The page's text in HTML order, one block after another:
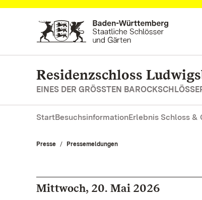
Zum Hauptinhalt springen
Residenzschloss
EINES DER GRÖSSTEN
StartBesuchsinformationErlebnis Schloss &
Presse Pressemeldungen
Mittwoch, 20. Mai 2026